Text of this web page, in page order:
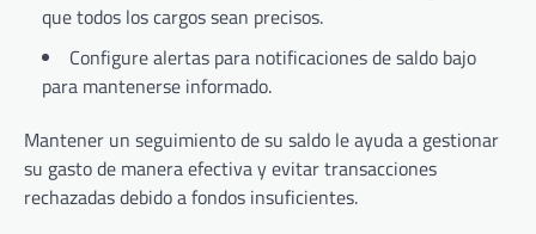
que todos los cargos sean precisos.
Configure alertas para notificaciones de saldo bajo
para mantenerse informado.
Mantener un seguimiento de su saldo le ayuda a gestionar
su gasto de manera efectiva y evitar transacciones
rechazadas debido a fondos insuficientes.